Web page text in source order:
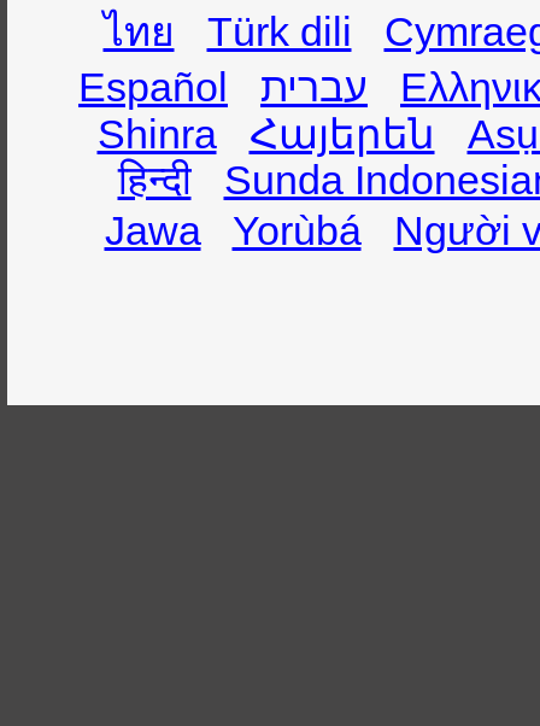
ไทย
Türk dili
Español
עברית
Shinra
Հայերեն
हिन्दी
Sunda
Jawa
Yorùbá Người